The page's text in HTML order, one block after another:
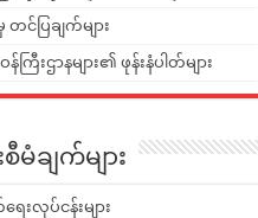
တင်ပြချက်များ
ြီးဌာနများ၏ ဖုန်းနံပါတ်များ
စီမံချက်များ
လုပ်ငန်းများ